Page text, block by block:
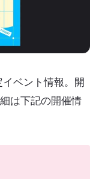
ベント情報。開
は下記の開催情